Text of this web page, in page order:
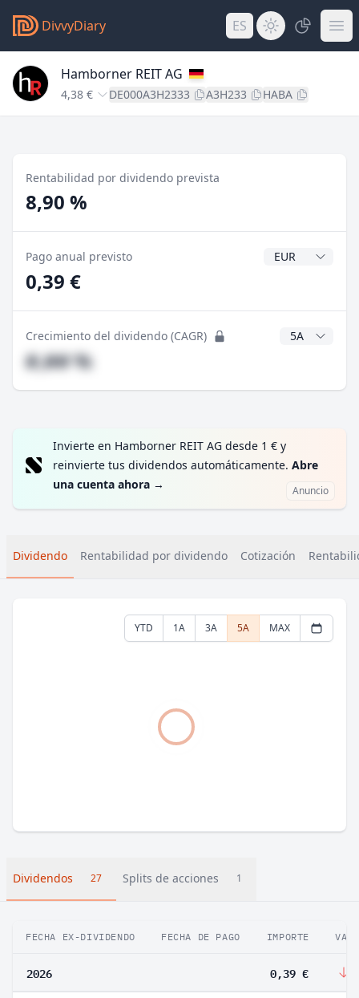
DivvyDiary ES
Hamborner REIT AG
4,38 € DE000A3H2333 A3H233 HABA
Rentabilidad por dividendo prevista
8,90 %
Pago anual previsto Divisa del
0,39 €
Crecimiento del dividendo (CAGR) Años CAGR
#,## %
Invierte en Hamborner REIT AG desde 1 € y
reinvierte tus dividendos automáticamente. Abre
una cuenta ahora → Anuncio
Dividendo Rentabilidad por dividendo Cotización
YTD 1A 3A 5A MAX
Dividendos 27 Splits de acciones 1
FECHA EX-DIVIDENDO FECHA DE PAGO IMPORTE
2026 0,39 €